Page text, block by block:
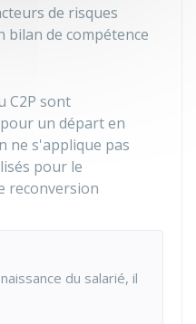
de risques
bilan de compétence
C2P sont
un départ en
ne s'applique pas
pour le
reconversion
du salarié, il